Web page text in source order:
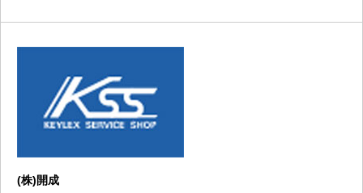
(株)開成